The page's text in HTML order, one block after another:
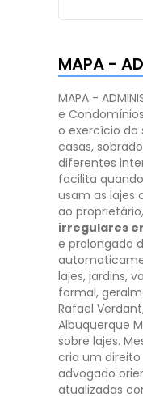
MAPA -
MAPA -
e
o exercício da
casas,
diferentes
facilita
usam as lajes
ao
irregulares
e prolongado
lajes, jardins,
formal,
Rafael
Albuquerque
sobre lajes.
cria um
advogado
atualizadas